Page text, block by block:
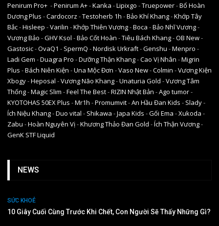
Penirum Pro+ -Penirum A+-Kanka -Lipixgo -Truepower-Bổ Hoàn
Dương Plus -Cardocorz -Testoherb 1h -Bảo Khí Khang-Khớp Tây
Bắc-Hisleep -Varilin -Khớp Thiên Vương-Boca -Bảo Nhĩ Vương-
Vương Bảo -GHV Ksol -Bảo Cốt Hoàn -Tiêu Bách Khang-OB New-
Gastosic-OvaQ1 - SpermQ -Nordisk Urkraft-Genshu -Menpro -
Ladi Gem -Duagra Pro -Dưỡng Thận Khang-Cao Vị Nhân -Migrin
Plus -Bách Niên Kiện -Una Mộc Đơn -Vaso New-Colmin -Vương Kiện
Xbogy-Heposal -Vương Não Khang-Unaturia Gold -Vương Tâm
Thống-Magic Slim -Feel The Best-RIZIN Nhật Bản -Ago tumor-
KYOTOHAS 50EX Plus -Mr1h -Promumvit-An Hầu Đan Kids - Slady-
Ích Niệu Khang-Duo vital - Shikawa -Japa Kids -Gối Ema -Xukoda -
Zabu -Hoàn Nguyên Vị-Khương Thảo Đan Gold -Ích Thận Vương-
GenK STF Liquid
NEWS
SỨC KHOẺ
10 Giây Cuối Cùng Trước Khi Chết, Con Người Sẽ Thấy Những Gì?